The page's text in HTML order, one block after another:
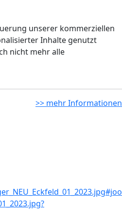
unserer kommerziellen
Inhalte genutzt
nicht mehr alle
>> mehr Informationen